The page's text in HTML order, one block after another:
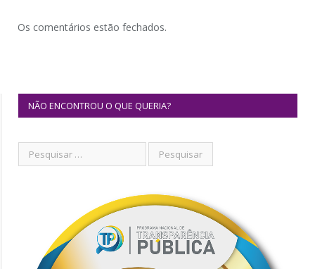
Os comentários estão fechados.
NÃO ENCONTROU O QUE QUERIA?